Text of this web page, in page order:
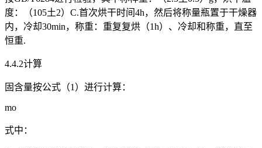
度：（105土2）C.首次烘干时间4h，然后将称量瓶置于干燥器
内，冷却30min，称重：重复复烘（1h）、冷却和称重，直至
恒重.
4.4.2计算
固含量按公式（1）进行计算：
mo
式中：